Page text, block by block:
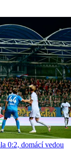
0:2, domácí vedou